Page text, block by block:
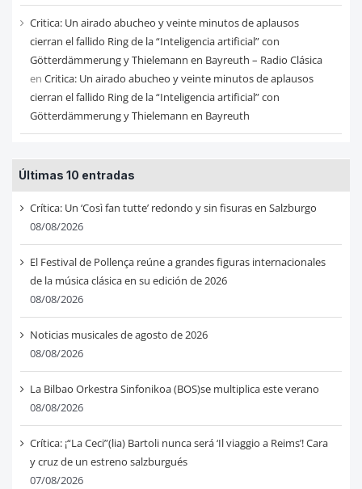
Critica: Un airado abucheo y veinte minutos de aplausos
cierran el fallido Ring de la “Inteligencia artificial” con
Götterdämmerung y Thielemann en Bayreuth – Radio Clásica
en Critica: Un airado abucheo y veinte minutos de aplausos
cierran el fallido Ring de la “Inteligencia artificial” con
Götterdämmerung y Thielemann en Bayreuth
Últimas 10 entradas
Crítica: Un ‘Così fan tutte’ redondo y sin fisuras en Salzburgo
08/08/2026
El Festival de Pollença reúne a grandes figuras internacionales
de la música clásica en su edición de 2026
08/08/2026
Noticias musicales de agosto de 2026
08/08/2026
La Bilbao Orkestra Sinfonikoa (BOS)se multiplica este verano
08/08/2026
Crítica: ¡“La Ceci”(lia) Bartoli nunca será ‘Il viaggio a Reims’! Cara
y cruz de un estreno salzburgués
07/08/2026